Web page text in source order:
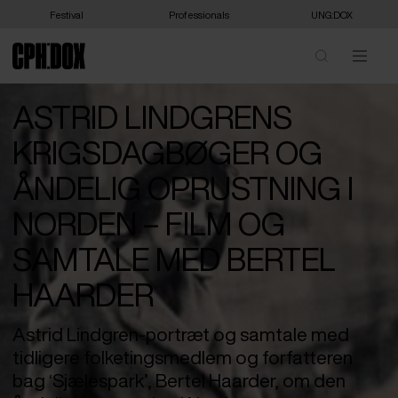
Festival Professionals UNG:DOX
ASTRID LINDGRENS
KRIGSDAGBØGER OG
ÅNDELIG OPRUSTNING I
NORDEN – FILM OG
SAMTALE MED BERTEL
HAARDER
Astrid Lindgren-portræt og samtale med
tidligere folketingsmedlem og forfatteren
bag ‘Sjælespark’, Bertel Haarder, om den